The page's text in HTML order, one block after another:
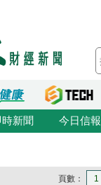
時新聞 今日信報
頁數： 1